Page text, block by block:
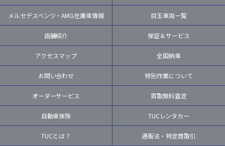
メルセデスベンツ・AMG在庫車情報 目玉車両一覧
店舗紹介 保証＆サービス
アクセスマップ 全国納車
お問い合わせ 特別作業について
オーダーサービス 買取無料査定
自動車保険 TUCレンタカー
TUCとは？ 通販法・特定商取引